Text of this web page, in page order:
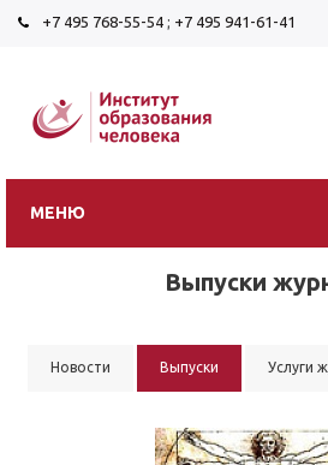
+7 495 768-55-54 ; +7 495 941-61-41
МЕНЮ
Выпуски
Новости Выпуски Услуги